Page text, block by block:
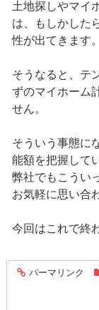
土地探しやマイ
は、もしかした
性が出てきます。
そうなると、テ
ずのマイホーム
せん。
そういう事態に
能額を把握して
弊社でもこうい
お気軽に思い合
今回はこれで終
entry1455
パーマリンク